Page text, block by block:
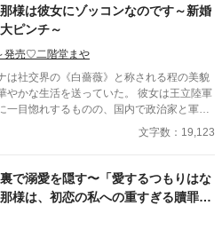
様は彼女にゾッコンなのです～新婚
ピンチ～
発売♡二階堂まや
は社交界の《白薔薇》と称される程の美貌
やかな生活を送っていた。 彼女は王立陸軍
一目惚れするものの、国内で政治家と軍人
加えて軍人は質実剛健を良しとしており、
るで正反対であった。 そのためイリーナは
な結婚生活を謳歌していたものの、ある日
に参加して欲しいと頼まれる。 そして夜会
トに華美な装いをしているところを見られ
文字数：19,123
で溺愛を隠す〜「愛するつもりはな
様は、初恋の私への重すぎる贖罪と
た〜